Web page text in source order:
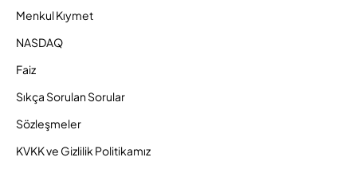
Menkul Kıymet
NASDAQ
Faiz
Sıkça Sorulan Sorular
Sözleşmeler
KVKK ve Gizlilik Politikamız